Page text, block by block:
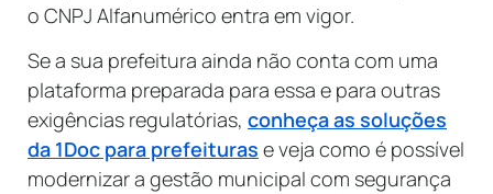
o CNPJ Alfanumérico entra em vigor.
Se a sua prefeitura ainda não conta com uma
plataforma preparada para essa e para outras
exigências regulatórias, conheça as soluções
da 1Doc para prefeituras e veja como é possível
modernizar a gestão municipal com segurança